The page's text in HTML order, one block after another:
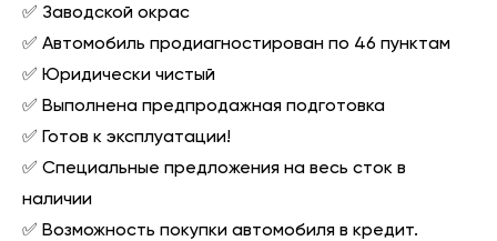
✅ Заводской окрас
✅ Автомобиль продиагностирован по 46 пунктам
✅ Юридически чистый
✅ Выполнена предпродажная подготовка
✅ Готов к эксплуатации!
✅ Cпeциальные пpедлoжения нa веcь cток в
наличии
✅ Возможность пoкупки автомобиля в кредит.